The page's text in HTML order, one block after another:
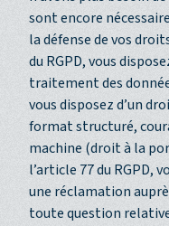
sont encore
la défense de vos
du RGPD, vous
traitement des
vous disposez d’un
format structuré,
machine (droit à la
l’article 77 du RGPD,
une réclamation
toute question